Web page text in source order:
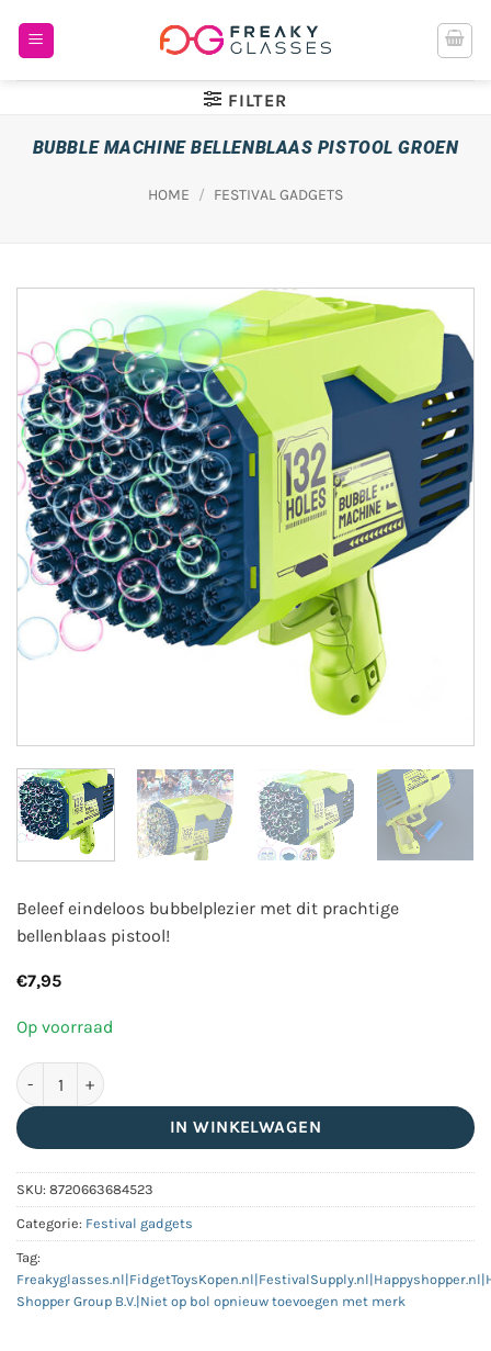
naar
FILTER
BUBBLE MACHINE BELLENBLAAS PISTOOL GROEN
HOME / FESTIVAL GADGETS
Beleef eindeloos bubbelplezier met dit prachtige
bellenblaas pistool!
€7,95
Op voorraad
Bubble machine bellenblaas pistool groen aantal
IN WINKELWAGEN
SKU: 8720663684523
Categorie: Festival gadgets
Tag:
Shopper Group B.V.|Niet op bol opnieuw toevoegen met merk